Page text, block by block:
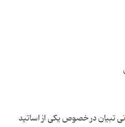
تبیان در خصوص یکی از اساتید